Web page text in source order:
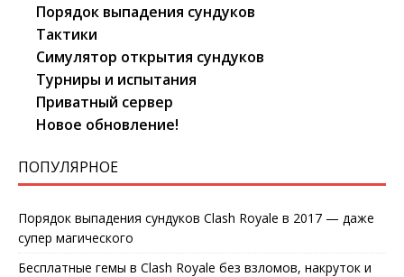
Порядок выпадения сундуков
Тактики
Симулятор открытия сундуков
Турниры и испытания
Приватный сервер
Новое обновление!
ПОПУЛЯРНОЕ
Порядок выпадения сундуков Clash Royale в 2017 — даже
супер магического
Бесплатные гемы в Clash Royale без взломов, накруток и